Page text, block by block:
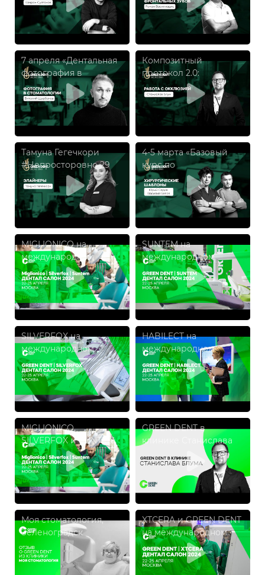
Султанов
Роман Василиадис
7 апреля «Дентальная
фотография в
современной
реальности», Виталий
Щербаков
Композитный
протокол 2.0:
практический курс по
современной
функциональной
работе с окклюзией
Тамуна Гегечкори
#Непросторовно 29
марта
4-5 марта «Базовый
курс по
хирургическим
шаблонам. Basic
navigation in dental
implantation»
MIGLIONICO на
международном
форуме и выставке
«ДЕНТАЛ САЛОН 2024»
SUNTEM на
международном
форуме и выставке
«ДЕНТАЛ САЛОН 2024»
SILVERFOX на
международном
форуме и выставке
«ДЕНТАЛ САЛОН 2024»
HABILECT на
международном
форуме и выставке
«ДЕНТАЛ САЛОН 2024»
MIGLIONICO,
SILVERFOX и SUNTEM
на международном
форуме и выставке
«ДЕНТАЛ САЛОН 2024»
GREEN DENT в
клинике Станислава
Моя стоматология,
Зеленоградск
XTCERA и GREEN DENT
на международном
форуме и выставке
«ДЕНТАЛ САЛОН 2024»